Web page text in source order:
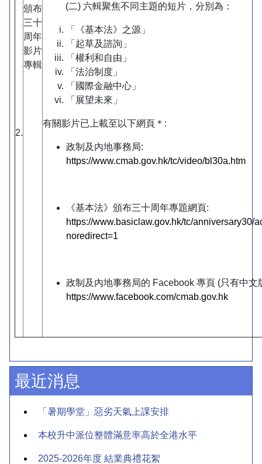
2.
頒布
三十
周年
影片
專輯
(二) 六輯聚焦不同主題的短片，分別為：
「《基本法》之源」
「起草及諮詢」
「權利和自由」
「法治制度」
「國際金融中心」
「展望未來」
有關影片已上載至以下網頁＊:
政制及內地事務局:
https://www.cmab.gov.hk/tc/video/bl30a.htm
《基本法》頒布三十周年專題網頁:
https://www.basiclaw.gov.hk/tc/anniversary30/
noredirect=1
政制及內地事務局的 Facebook 專頁 (只有中文
https://www.facebook.com/cmab.gov.hk
最近消息
「暑期學堂」惡劣天氣上課安排
本校升中派位整體滿意率高於全港水平
2025-2026年度 結業典禮花絮